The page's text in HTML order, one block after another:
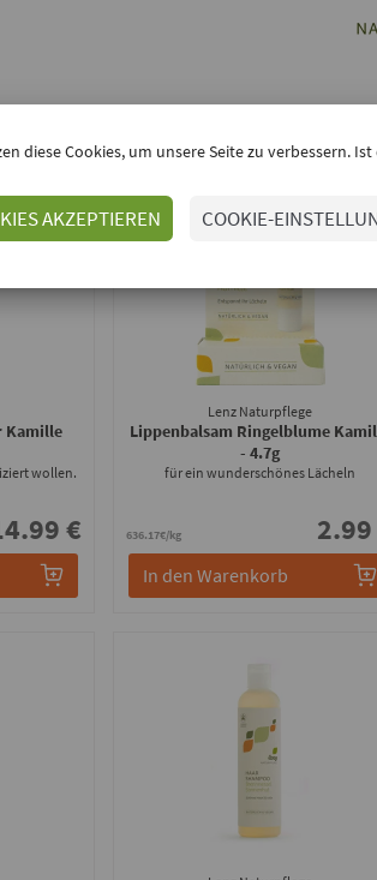
Naturpflege bei kokku
Kamille
wollen.
€
Lenz Naturpflege
Lippenbalsam Ringelblume
- 4.7g
für ein wunderschönes Lächeln
636.17€/kg
In den Warenkorb
diese Cookies, um unsere Seite zu verbessern.
AKZEPTIEREN COOKIE-